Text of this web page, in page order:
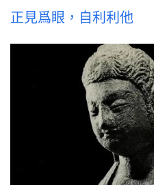
正見爲眼，自利利他